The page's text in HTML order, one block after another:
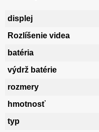
displej
Rozlíšenie videa
batéria
výdrž batérie
rozmery
hmotnosť
typ